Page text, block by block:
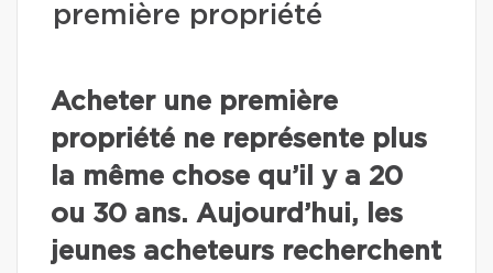
première propriété
Acheter une première
propriété ne représente plus
la même chose qu’il y a 20
ou 30 ans. Aujourd’hui, les
jeunes acheteurs recherchent